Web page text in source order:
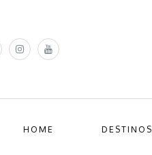
HOME DESTINOS